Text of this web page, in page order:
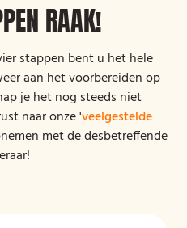
RAAK!
stappen bent u het hele
aan het voorbereiden op
je het nog steeds niet
naar onze 'veelgestelde
met de desbetreffende